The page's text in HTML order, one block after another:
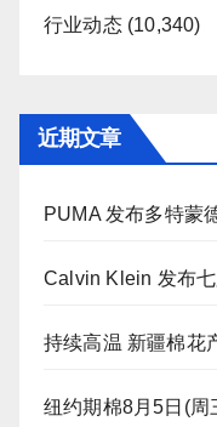
行业动态(10,340)
近期文章
PUMA 发布多特蒙
Calvin Klein 发布
持续高温 新疆棉花
纽约期棉8月5日(周